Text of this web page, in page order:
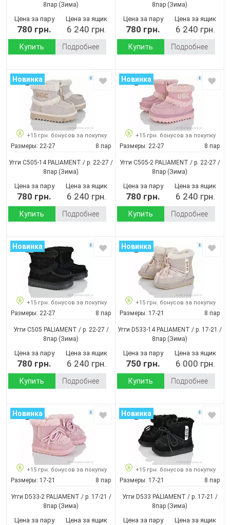
8пар (Зима)
Цена за пару
780 грн.
Цена за ящик
6 240 грн.
Купить Подробнее
8пар (Зима)
Цена за пару
780 грн.
Цена за ящик
6 240 грн.
Купить Подробнее
Новинка
+15 грн. бонусов за покупку
Размеры: 22-27 8 пар
Угги C505-14 PALIAMENT / p. 22-27 /
8пар (Зима)
Цена за пару
780 грн.
Цена за ящик
6 240 грн.
Купить Подробнее
Новинка
+15 грн. бонусов за покупку
Размеры: 22-27 8 пар
Угги C505-2 PALIAMENT / p. 22-27 /
8пар (Зима)
Цена за пару
780 грн.
Цена за ящик
6 240 грн.
Купить Подробнее
Новинка
+15 грн. бонусов за покупку
Размеры: 22-27 8 пар
Угги C505 PALIAMENT / p. 22-27 /
8пар (Зима)
Цена за пару
780 грн.
Цена за ящик
6 240 грн.
Купить Подробнее
Новинка
+15 грн. бонусов за покупку
Размеры: 17-21 8 пар
Угги D533-14 PALIAMENT / p. 17-21 /
8пар (Зима)
Цена за пару
750 грн.
Цена за ящик
6 000 грн.
Купить Подробнее
Новинка
+15 грн. бонусов за покупку
Размеры: 17-21 8 пар
Угги D533-2 PALIAMENT / p. 17-21 /
8пар (Зима)
Цена за пару Цена за ящик
Новинка
+15 грн. бонусов за покупку
Размеры: 17-21 8 пар
Угги D533 PALIAMENT / p. 17-21 /
8пар (Зима)
Цена за пару Цена за ящик